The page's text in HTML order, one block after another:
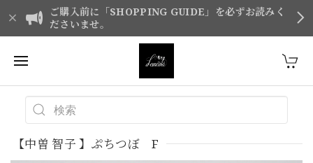
ご購入前に「SHOPPING GUIDE」を必ずお読みく
ださいませ。
【中曽 智子 】ぷちつぼ F